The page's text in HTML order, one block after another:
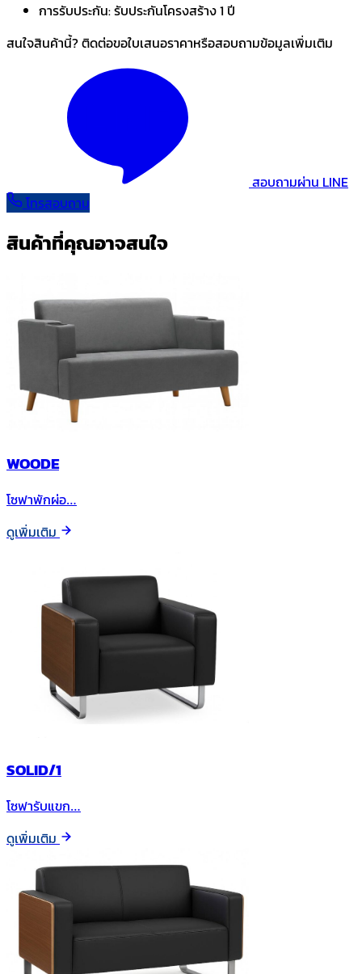
การรับประกัน:รับประกันโครงสร้าง 1 ปี
สนใจสินค้านี้? ติดต่อขอใบเสนอราคาหรือสอบถามข้อมูลเพิ่มเติม
สอบถามผ่าน LINE
โทรสอบถาม
สินค้าที่คุณอาจสนใจ
WOODE
โซฟาพักผ่อ…
ดูเพิ่มเติม
SOLID/1
โซฟารับแขก…
ดูเพิ่มเติม